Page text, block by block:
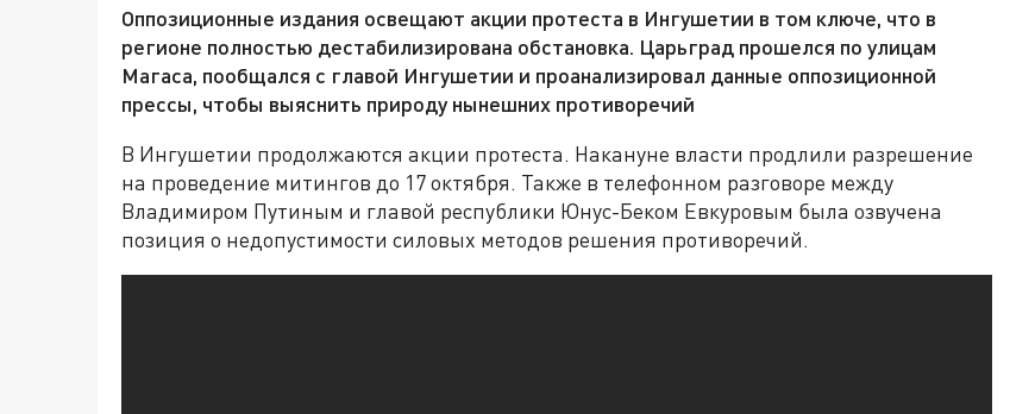
Оппозиционные издания освещают акции протеста в Ингушетии в том ключе, что в
регионе полностью дестабилизирована обстановка. Царьград прошелся по улицам
Магаса, пообщался с главой Ингушетии и проанализировал данные оппозиционной
прессы, чтобы выяснить природу нынешних противоречий
В Ингушетии продолжаются акции протеста. Накануне власти продлили разрешение
на проведение митингов до 17 октября. Также в телефонном разговоре между
Владимиром Путиным и главой республики Юнус-Беком Евкуровым была озвучена
позиция о недопустимости силовых методов решения противоречий.